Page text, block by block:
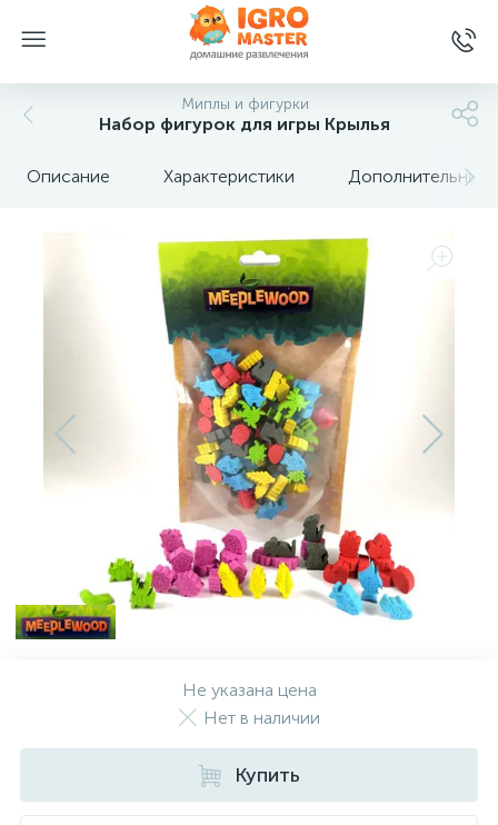
Миплы и фигурки
Набор фигурок для игры Крылья
Описание Характеристики Дополнительные
Не указана цена
Нет в наличии
Купить